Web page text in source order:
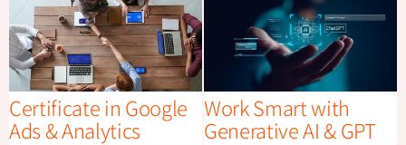
Certificate in Google
Ads & Analytics
Work Smart with
Generative AI & GPT